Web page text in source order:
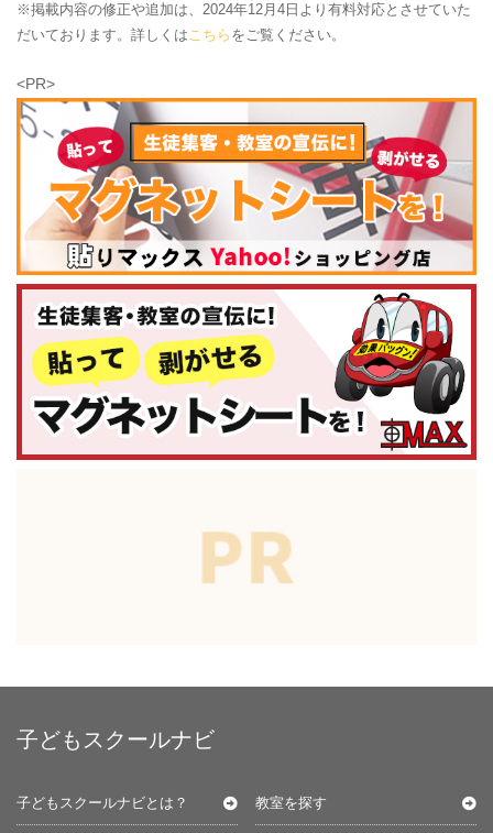
※掲載内容の修正や追加は、2024年12月4日より有料対応とさせていた
だいております。詳しくはこちら をご覧ください。
<PR>
子どもスクールナビ
子どもスクールナビとは？ 教室を探す